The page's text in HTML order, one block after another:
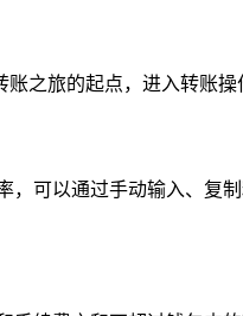
之旅的起点，进入转账操
可以通过手动输入、复